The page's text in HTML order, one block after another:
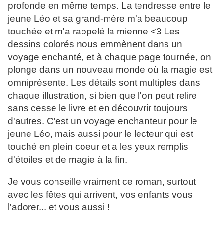
profonde en même temps. La tendresse entre le
jeune Léo et sa grand-mère m'a beaucoup
touchée et m'a rappelé la mienne <3 Les
dessins colorés nous emmènent dans un
voyage enchanté, et à chaque page tournée, on
plonge dans un nouveau monde où la magie est
omniprésente. Les détails sont multiples dans
chaque illustration, si bien que l'on peut relire
sans cesse le livre et en découvrir toujours
d'autres. C'est un voyage enchanteur pour le
jeune Léo, mais aussi pour le lecteur qui est
touché en plein coeur et a les yeux remplis
d'étoiles et de magie à la fin.
Je vous conseille vraiment ce roman, surtout
avec les fêtes qui arrivent, vos enfants vous
l'adorer... et vous aussi !